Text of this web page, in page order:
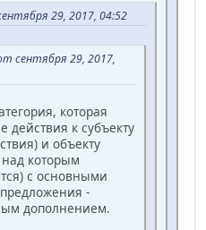
29, 2017, 04:52
сентября 29, 2017,
которая
к субъекту
и объекту
которым
с основными
-
дополнением.